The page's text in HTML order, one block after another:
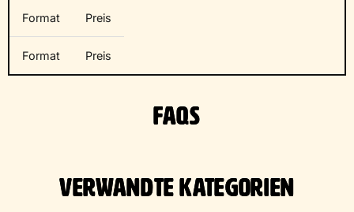
Format Preis
Format Preis
FAQS
VERWANDTE KATEGORIEN